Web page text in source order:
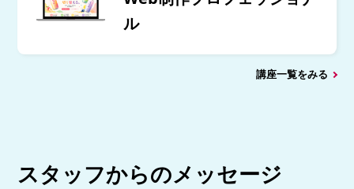
ル
講座一覧をみる
スタッフからのメッセージ